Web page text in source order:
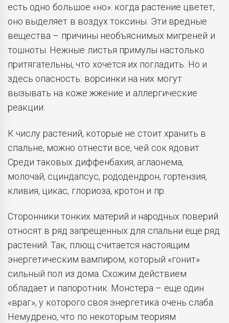
есть одно большое «но»: когда растение цветет,
оно выделяет в воздух токсины. Эти вредные
вещества – причины необъяснимых мигреней и
тошноты. Нежные листья примулы настолько
притягательны, что хочется их погладить. Но и
здесь опасность: ворсинки на них могут
вызывать на коже жжение и аллергические
реакции.
К числу растений, которые не стоит хранить в
спальне, можно отнести все, чей сок ядовит.
Среди таковых диффенбахия, аглаонема,
молочай, сциндапсус, рододендрон, гортензия,
кливия, цикас, глориоза, кротон и пр.
Сторонники тонких материй и народных поверий
относят в ряд запрещенных для спальни еще ряд
растений. Так, плющ считается настоящим
энергетическим вампиром, который «гонит»
сильный пол из дома. Схожим действием
обладает и папоротник. Монстера – еще один
«враг», у которого своя энергетика очень слаба.
Немудрено, что по некоторым теориям